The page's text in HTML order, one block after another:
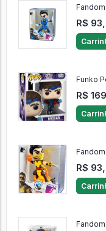
R$
Funko
R$
R$